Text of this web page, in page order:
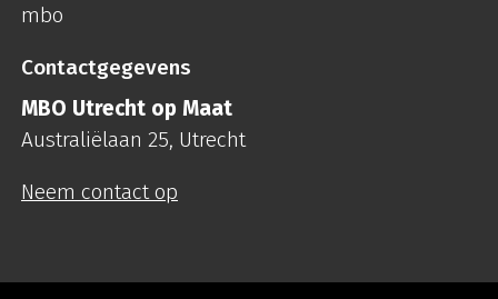
mbo
Contactgegevens
MBO Utrecht op Maat
Australiëlaan 25, Utrecht
Neem contact op